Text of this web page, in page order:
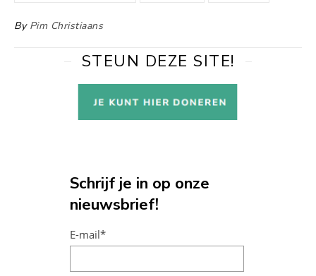
By Pim Christiaans
STEUN DEZE SITE!
Schrijf je in op onze
nieuwsbrief!
E-mail*